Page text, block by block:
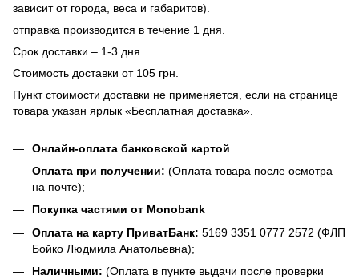
зависит от города, веса и габаритов).
отправка производится в течение 1 дня.
Срок доставки – 1-3 дня
Стоимость доставки от 105 грн.
Пункт стоимости доставки не применяется, если на странице
товара указан ярлык «Бесплатная доставка».
Онлайн-оплата банковской картой
Оплата при получении: (Оплата товара после осмотра
на почте);
Покупка частями от Monobank
Оплата на карту ПриватБанк: 5169 3351 0777 2572 (ФЛП
Бойко Людмила Анатольевна);
Наличными: (Оплата в пункте выдачи после проверки